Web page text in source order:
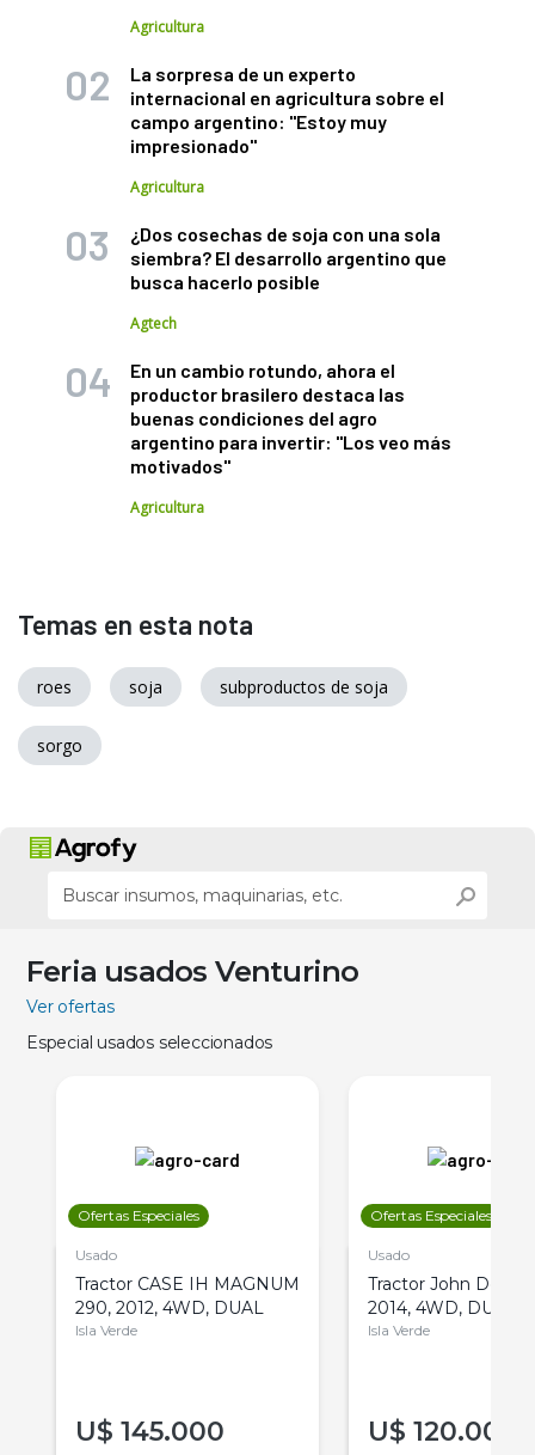
Agricultura
La sorpresa de un experto
internacional en agricultura sobre el
campo argentino: "Estoy muy
impresionado"
Agricultura
¿Dos cosechas de soja con una sola
siembra? El desarrollo argentino que
busca hacerlo posible
Agtech
En un cambio rotundo, ahora el
productor brasilero destaca las
buenas condiciones del agro
argentino para invertir: "Los veo más
motivados"
Agricultura
Temas en esta nota
roes soja subproductos de soja
sorgo
Feria usados Venturino
Ver ofertas
Especial usados seleccionados
Ofertas Especiales
Usado
Tractor CASE IH MAGNUM
290, 2012, 4WD, DUAL
Isla Verde
U$ 145.000
Ofertas Especiales
Usado
Tractor John Deere
2014, 4WD, DUAL
Isla Verde
U$ 120.000